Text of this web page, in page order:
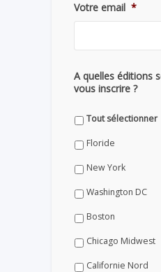
Votre email *
A quelles éditions
vous inscrire ?
Tout sélectionner
Floride
New York
Washington DC
Boston
Chicago Midwest
Californie Nord